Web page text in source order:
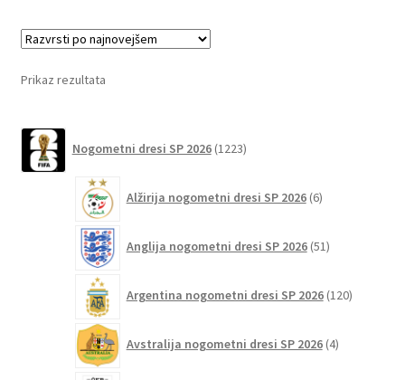
Prikaz rezultata
Nogometni dresi SP 2026 1223izdelkov
Alžirija nogometni dresi SP 2026 6izdelkov
Anglija nogometni dresi SP 2026 51izdelkov
Argentina nogometni dresi SP 2026 120izdelkov
Avstralija nogometni dresi SP 2026 4izdelki